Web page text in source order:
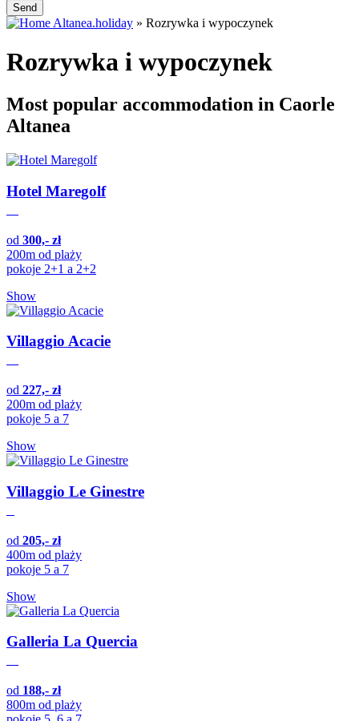
Send
Altanea.holiday » Rozrywka i wypoczynek
Rozrywka i wypoczynek
Most popular accommodation in Caorle
Altanea
Hotel Maregolf
od 300,- zł
200m od plaży
pokoje 2+1 a 2+2
Show
Villaggio Acacie
od 227,- zł
200m od plaży
pokoje 5 a 7
Show
Villaggio Le Ginestre
od 205,- zł
400m od plaży
pokoje 5 a 7
Show
Galleria La Quercia
od 188,- zł
800m od plaży